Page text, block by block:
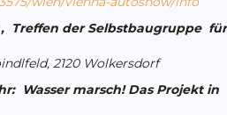
Treffen der Selbstbaugruppe für
2120 Wolkersdorf
Wasser marsch! Das Projekt in